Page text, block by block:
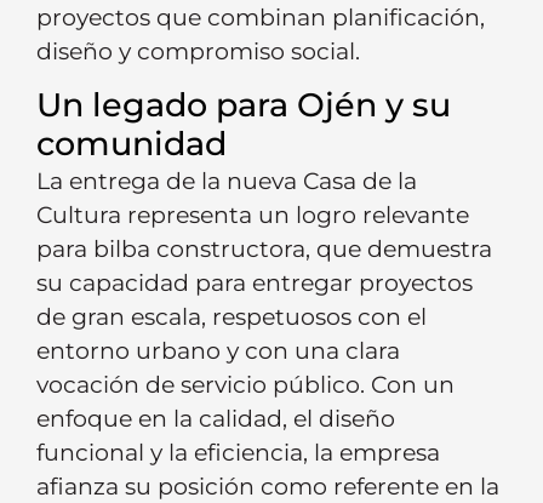
proyectos que combinan planificación,
diseño y compromiso social.
Un legado para Ojén y su
comunidad
La entrega de la nueva Casa de la
Cultura representa un logro relevante
para bilba constructora, que demuestra
su capacidad para entregar proyectos
de gran escala, respetuosos con el
entorno urbano y con una clara
vocación de servicio público. Con un
enfoque en la calidad, el diseño
funcional y la eficiencia, la empresa
afianza su posición como referente en la